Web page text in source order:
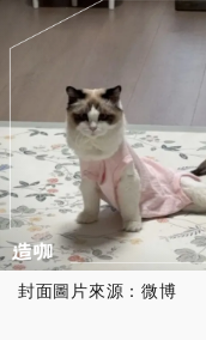
封面圖片來源：微博